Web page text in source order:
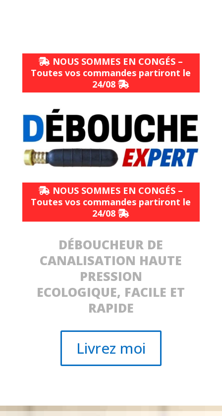
NOUS SOMMES EN CONGÉS –
Toutes vos commandes partiront le
24/08
NOUS SOMMES EN CONGÉS –
Toutes vos commandes partiront le
24/08
DÉBOUCHEUR DE
CANALISATION HAUTE
PRESSION
ECOLOGIQUE, FACILE ET
RAPIDE
Livrez moi